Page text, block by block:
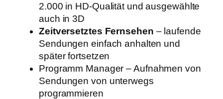
2.000 in HD-Qualität und ausgewählte
auch in 3D
Zeitversetztes Fernsehen – laufende
Sendungen einfach anhalten und
später fortsetzen
Programm Manager – Aufnahmen von
Sendungen von unterwegs
programmieren